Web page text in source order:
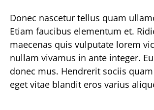
Donec nascetur tellus quam
Etiam faucibus elementum et.
maecenas quis vulputate lorem
nullam vivamus in ante integer.
donec mus. Hendrerit sociis
eget vitae blandit eros varius